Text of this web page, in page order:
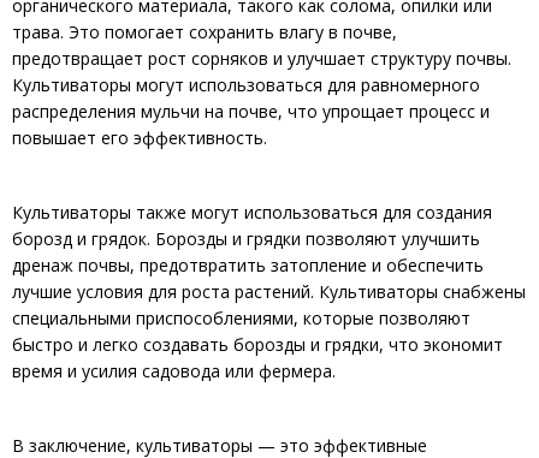
органического материала, такого как солома, опилки или
трава. Это помогает сохранить влагу в почве,
предотвращает рост сорняков и улучшает структуру почвы.
Культиваторы могут использоваться для равномерного
распределения мульчи на почве, что упрощает процесс и
повышает его эффективность.
Культиваторы также могут использоваться для создания
борозд и грядок. Борозды и грядки позволяют улучшить
дренаж почвы, предотвратить затопление и обеспечить
лучшие условия для роста растений. Культиваторы снабжены
специальными приспособлениями, которые позволяют
быстро и легко создавать борозды и грядки, что экономит
время и усилия садовода или фермера.
В заключение, культиваторы — это эффективные